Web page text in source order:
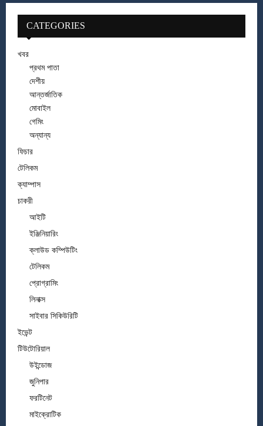
CATEGORIES
খবর
প্রথম পাতা
দেশীয়
আন্তর্জাতিক
মোবাইল
গেমিং
অন্যান্য
ফিচার
টেলিকম
ক্যাম্পাস
চাকরী
আইটি
ইঞ্জিনিয়ারিং
ক্লাউড কম্পিউটিং
টেলিকম
প্রোগ্রামিং
লিনাক্স
সাইবার সিকিউরিটি
ইভেন্ট
টিউটোরিয়াল
উইন্ডোজ
জুনিপার
ফরটিনেট
মাইক্রোটিক